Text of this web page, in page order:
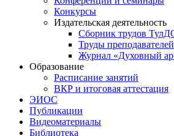
Конкурсы
Издательская деятельность
Сборник трудов
Труды преподавателей
Журнал «Духовный
Образование
Расписание занятий
ВКР и итоговая аттестация
ЭИОС
Публикации
Видеоматериалы
Библиотека